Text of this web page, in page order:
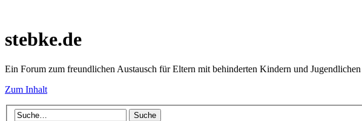
stebke.de
Ein Forum zum freundlichen Austausch für Eltern mit behinderten Kindern und Jugendlichen
Zum Inhalt